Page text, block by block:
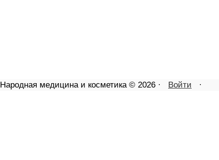
Народная медицина и косметика © 2026 · Войти ·